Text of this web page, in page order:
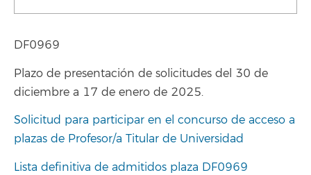
DF0969
Plazo de presentación de solicitudes del 30 de
diciembre a 17 de enero de 2025.
Solicitud para participar en el concurso de acceso a
plazas de Profesor/a Titular de Universidad
Lista definitiva de admitidos plaza DF0969